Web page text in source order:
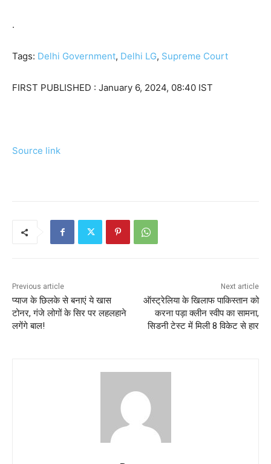
.
Tags: Delhi Government, Delhi LG, Supreme Court
FIRST PUBLISHED : January 6, 2024, 08:40 IST
Source link
Previous article
प्याज के छिलके से बनाएं ये खास
टोनर, गंजे लोगों के सिर पर लहलहाने
लगेंगे बाल!
Next article
ऑस्ट्रेलिया के खिलाफ पाकिस्तान को
करना पड़ा क्लीन स्वीप का सामना,
सिडनी टेस्ट में मिली 8 विकेट से हार